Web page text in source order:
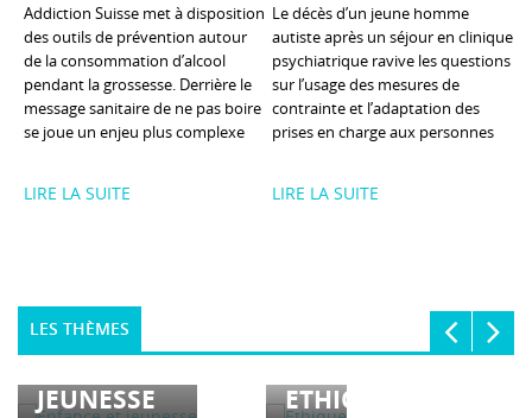
Addiction Suisse met à disposition
des outils de prévention autour
de la consommation d’alcool
pendant la grossesse. Derrière le
message sanitaire de ne pas boire
se joue un enjeu plus complexe
LIRE LA SUITE
Le décès d’un jeune homme
autiste après un séjour en clinique
psychiatrique ravive les questions
sur l’usage des mesures de
contrainte et l’adaptation des
prises en charge aux personnes
entretien ...
LIRE LA SUITE
LES THÈMES
ENFANCE
JEUNESSE
ETHIQUE